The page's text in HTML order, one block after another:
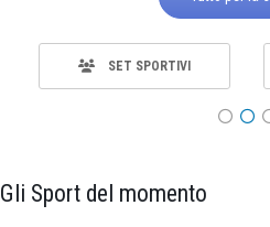
SET SPORTIVI
Gli Sport del momento